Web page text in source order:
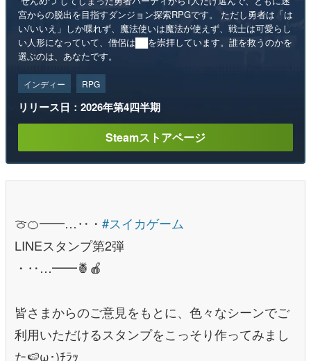
宮からの脱出を目指すダンジョン探索RPGです。 ただし勇者は「は
い/いいえ」しか喋れず、魔法使いは魔法が使えず、戦士は可愛らし
い人形になっていて、僧侶は██を崇拝しています。誰を救うのかを
選ぶのは、あなたです。
インディー RPG
リリース日：2026年第4四半期
Steamストアページ
🍈🍊━━…‥・ #スイカゲーム
LINEスタンプ第2弾
・‥…━━🍍🍎
皆さまからのご意見をもとに、色々なシーンでご
利用いただけるスタンプをこっそり作ってみまし
た🍉ω･)ﾁﾗｯ